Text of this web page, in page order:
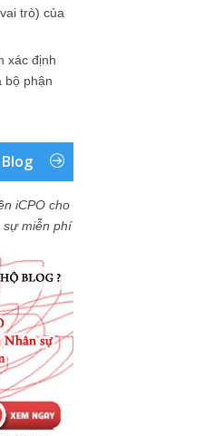
trò) của
xác định
bộ phận
iCPO cho
sự miễn phí